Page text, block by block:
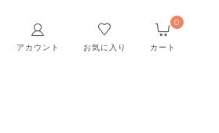
アカウント お気に入り カート
0